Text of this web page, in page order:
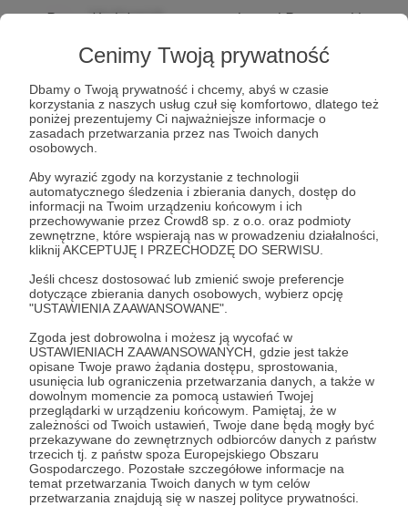
Cenimy Twoją prywatność
Dbamy o Twoją prywatność i chcemy, abyś w czasie
korzystania z naszych usług czuł się komfortowo, dlatego też
poniżej prezentujemy Ci najważniejsze informacje o
zasadach przetwarzania przez nas Twoich danych
osobowych.
Aby wyrazić zgody na korzystanie z technologii
automatycznego śledzenia i zbierania danych, dostęp do
informacji na Twoim urządzeniu końcowym i ich
przechowywanie przez Crowd8 sp. z o.o. oraz podmioty
zewnętrzne, które wspierają nas w prowadzeniu działalności,
kliknij AKCEPTUJĘ I PRZECHODZĘ DO SERWISU.
Jeśli chcesz dostosować lub zmienić swoje preferencje
dotyczące zbierania danych osobowych, wybierz opcję
"USTAWIENIA ZAAWANSOWANE".
Zgoda jest dobrowolna i możesz ją wycofać w
USTAWIENIACH ZAAWANSOWANYCH, gdzie jest także
opisane Twoje prawo żądania dostępu, sprostowania,
usunięcia lub ograniczenia przetwarzania danych, a także w
dowolnym momencie za pomocą ustawień Twojej
przeglądarki w urządzeniu końcowym. Pamiętaj, że w
zależności od Twoich ustawień, Twoje dane będą mogły być
przekazywane do zewnętrznych odbiorców danych z państw
trzecich tj. z państw spoza Europejskiego Obszaru
Gospodarczego. Pozostałe szczegółowe informacje na
temat przetwarzania Twoich danych w tym celów
przetwarzania znajdują się w naszej polityce prywatności.
Użytkownik
Odpowiedz
Użytkownik
3 dni temu
Komentarz użytkownika
Odpowiedz
Prowadź ciekawe rozmowy z innymi Patronami i
dostęp!
Zostań Patronem
Dołącz do grona Patronów!
Wesprzyj działalność AutoraFilekjuż teraz!